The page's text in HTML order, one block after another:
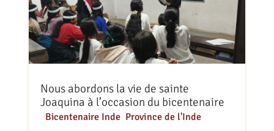
Nous abordons la vie de sainte
Joaquina à l’occasion du bicentenaire
Bicentenaire Inde, Province de l'Inde